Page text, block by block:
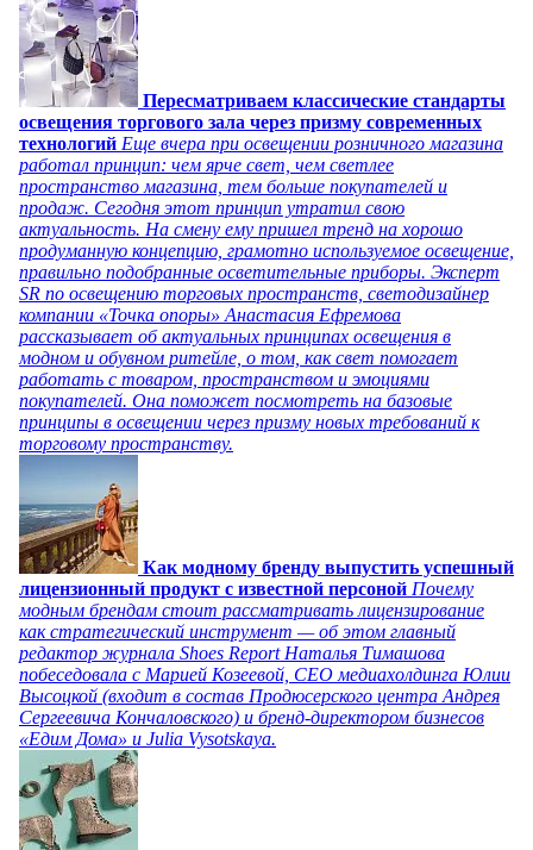
Пересматриваем классические стандарты
освещения торгового зала через призму современных
технологий Еще вчера при освещении розничного магазина
работал принцип: чем ярче свет, чем светлее
пространство магазина, тем больше покупателей и
продаж. Сегодня этот принцип утратил свою
актуальность. На смену ему пришел тренд на хорошо
продуманную концепцию, грамотно используемое освещение,
правильно подобранные осветительные приборы. Эксперт
SR по освещению торговых пространств, светодизайнер
компании «Точка опоры» Анастасия Ефремова
рассказывает об актуальных принципах освещения в
модном и обувном ритейле, о том, как свет помогает
работать с товаром, пространством и эмоциями
покупателей. Она поможет посмотреть на базовые
принципы в освещении через призму новых требований к
торговому пространству.
Как модному бренду выпустить успешный
лицензионный продукт с известной персоной Почему
модным брендам стоит рассматривать лицензирование
как стратегический инструмент — об этом главный
редактор журнала Shoes Report Наталья Тимашова
побеседовала с Марией Козеевой, СЕО медиахолдинга Юлии
Высоцкой (входит в состав Продюсерского центра Андрея
Сергеевича Кончаловского) и бренд-директором бизнесов
«Едим Дома» и Julia Vysotskaya.